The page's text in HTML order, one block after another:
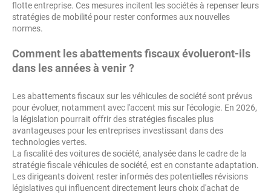
flotte entreprise. Ces mesures incitent les sociétés à repenser leurs
stratégies de mobilité pour rester conformes aux nouvelles
normes.
Comment les abattements fiscaux évolueront-ils
dans les années à venir ?
Les abattements fiscaux sur les véhicules de société sont prévus
pour évoluer, notamment avec l'accent mis sur l'écologie. En 2026,
la législation pourrait offrir des stratégies fiscales plus
avantageuses pour les entreprises investissant dans des
technologies vertes.
La fiscalité des voitures de société, analysée dans le cadre de la
stratégie fiscale véhicules de société, est en constante adaptation.
Les dirigeants doivent rester informés des potentielles révisions
législatives qui influencent directement leurs choix d'achat de